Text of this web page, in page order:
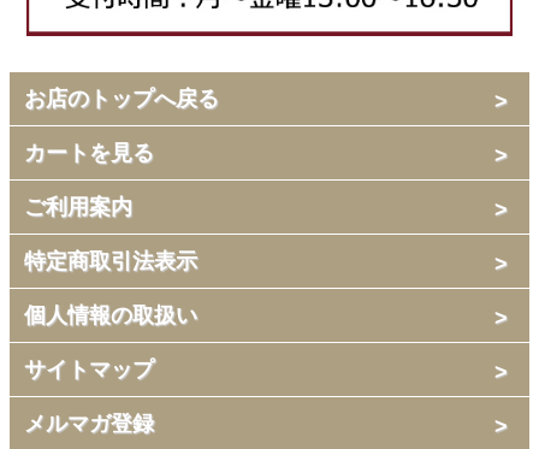
お店のトップへ戻る
カートを見る
ご利用案内
特定商取引法表示
個人情報の取扱い
サイトマップ
メルマガ登録